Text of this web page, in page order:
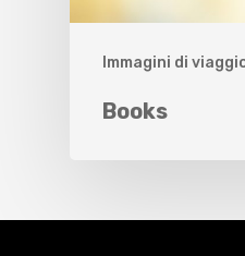
Immagini di
Books